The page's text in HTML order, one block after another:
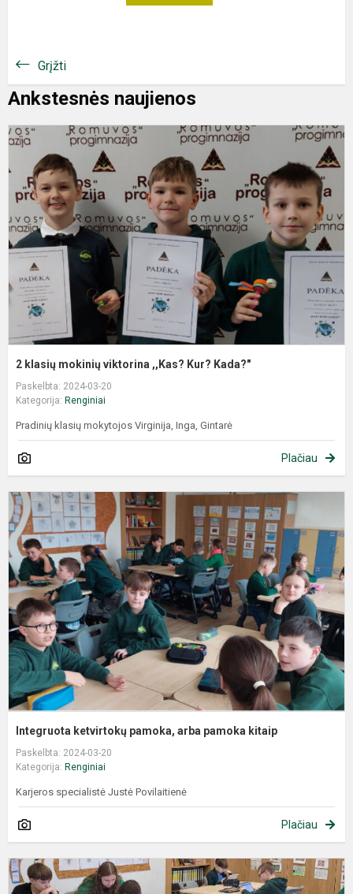
Grįžti
Ankstesnės naujienos
2 klasių mokinių viktorina ,,Kas? Kur? Kada?"
Paskelbta: 2024-03-20
Kategorija: Renginiai
Pradinių klasių mokytojos Virginija, Inga, Gintarė
Plačiau
Integruota ketvirtokų pamoka, arba pamoka kitaip
Paskelbta: 2024-03-20
Kategorija: Renginiai
Karjeros specialistė Justė Povilaitienė
Plačiau